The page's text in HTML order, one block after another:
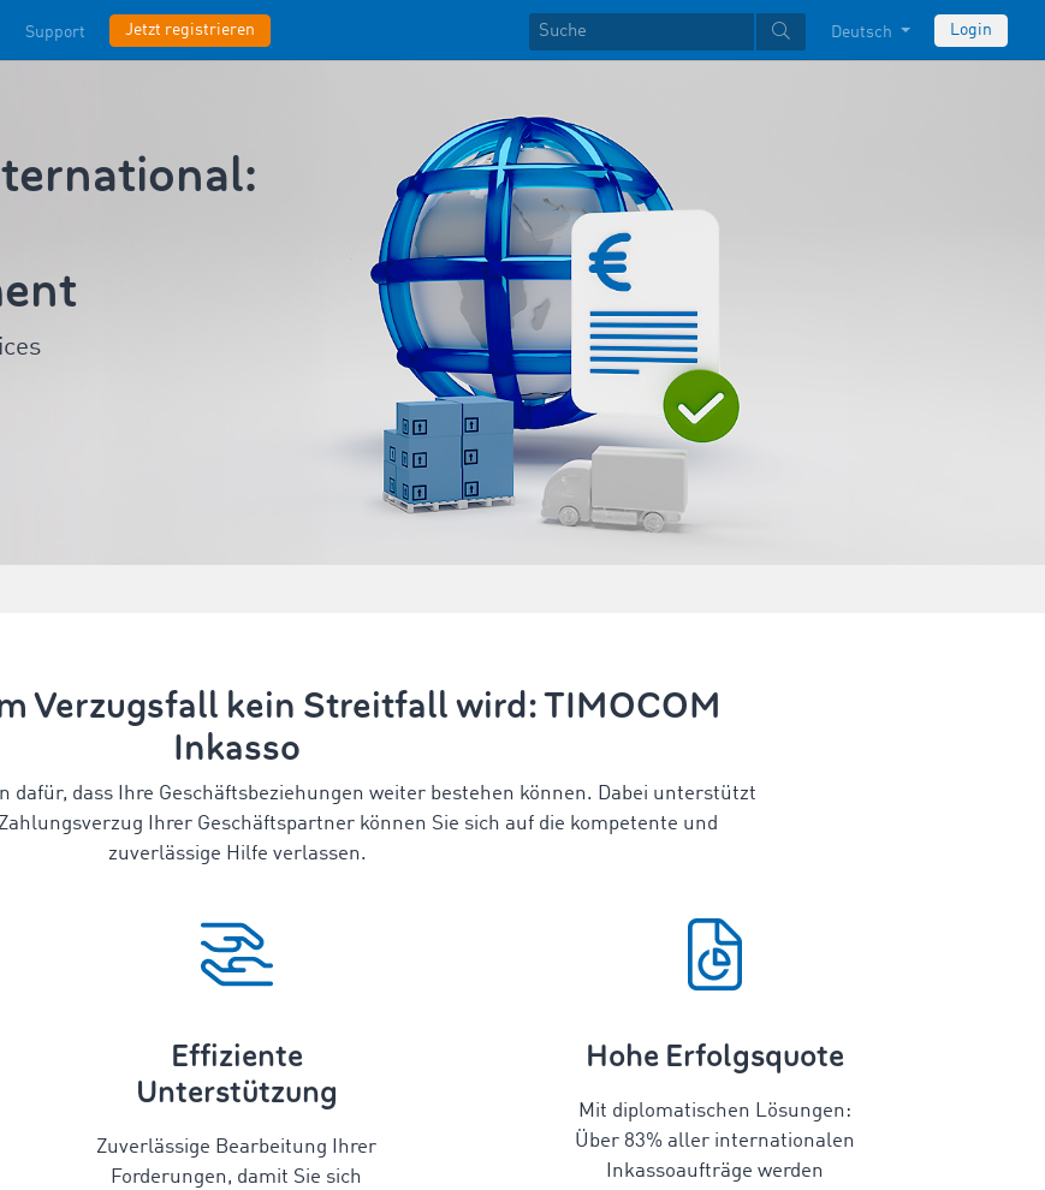
Support Jetzt registrieren Deutsch Login
Verzugsfall kein Streitfall wird: TIMOCOM
Inkasso
dafür, dass Ihre Geschäftsbeziehungen weiter bestehen können. Dabei unterstützt
Ihrer Geschäftspartner können Sie sich auf die kompetente und
zuverlässige Hilfe verlassen.
Effiziente
Unterstützung
Zuverlässige Bearbeitung Ihrer
Forderungen, damit Sie sich
Hohe Erfolgsquote
Mit diplomatischen Lösungen:
Über 83% aller internationalen
Inkassoaufträge werden